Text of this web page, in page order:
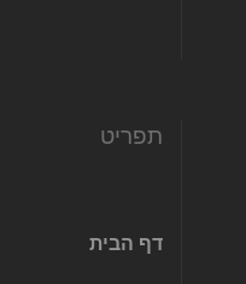
תפריט
דף הבית